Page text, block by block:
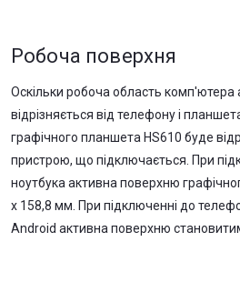
Робоча поверхня
Оскільки робоча область комп'ютера
відрізняється від телефону і
графічного планшета HS610 буде
пристрою, що підключається. При
ноутбука активна поверхню
х 158,8 мм. При підключенні до
Android активна поверхню